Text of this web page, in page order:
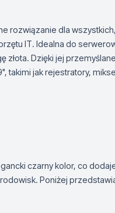
rozwiązanie dla
IT. Idealna do
Dzięki jej
takimi jak rejestratory,
czarny kolor, co
Poniżej